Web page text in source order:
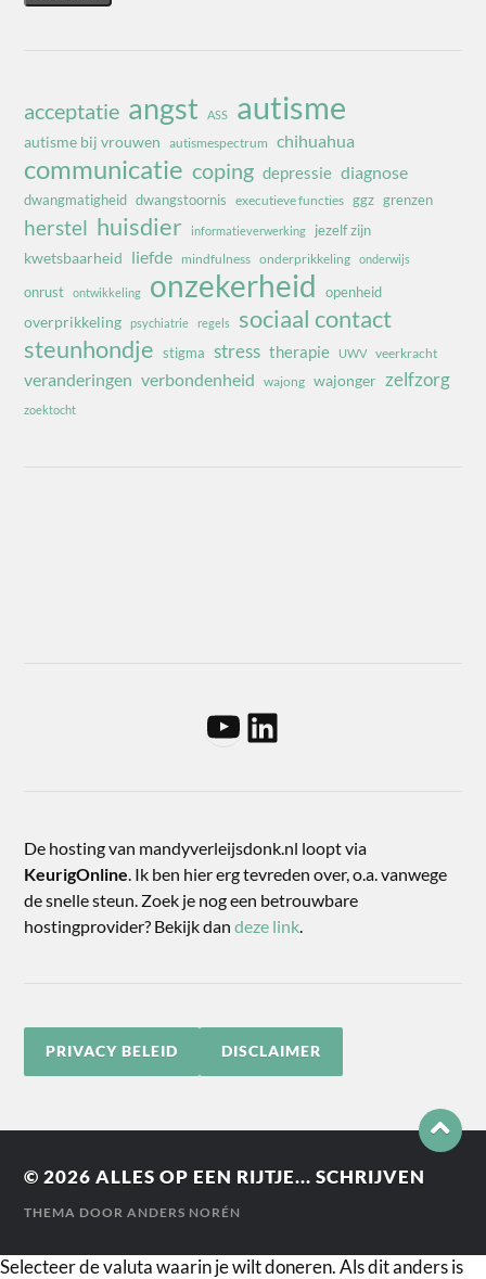
acceptatie angst ASS autisme
autisme bij vrouwen autismespectrum chihuahua
communicatie coping depressie diagnose
dwangmatigheid dwangstoornis executieve functies ggz grenzen
herstel huisdier informatieverwerking jezelf zijn
kwetsbaarheid liefde mindfulness onderprikkeling onderwijs
onrust ontwikkeling onzekerheid openheid
overprikkeling psychiatrie regels
sociaal contact
steunhondje stigma stress therapie UWV veerkracht
veranderingen verbondenheid wajong wajonger zelfzorg
zoektocht
De hosting van mandyverleijsdonk.nl loopt via
KeurigOnline. Ik ben hier erg tevreden over, o.a. vanwege
de snelle steun. Zoek je nog een betrouwbare
hostingprovider? Bekijk dandeze link.
PRIVACY BELEID DISCLAIMER
© 2026ALLES OP EEN RIJTJE... SCHRIJVEN
THEMA DOORANDERS NORÉN
Selecteer de valuta waarin je wilt doneren. Als dit anders is